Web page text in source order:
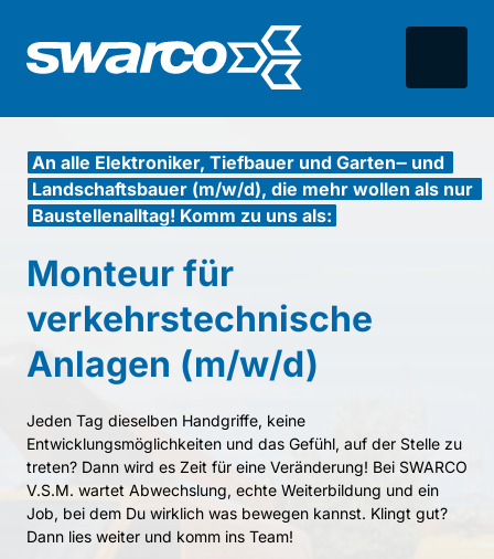
An alle Elektroniker, Tiefbauer und Garten‒
Landschaftsbauer (m/w/d), die mehr wollen als
Baustellenalltag! Komm zu uns als:
Monteur
Anlagen (m/w/d)
Jeden Tag dieselben Handgriffe,
Entwicklungsmöglichkeiten und das Gefühl, auf der Stelle
treten? Dann wird es Zeit für eine Veränderung! Bei
V.S.M. wartet Abwechslung, echte Weiterbildung und
Job, bei dem Du wirklich was bewegen kannst. Klingt
Dann lies weiter und komm ins Team!